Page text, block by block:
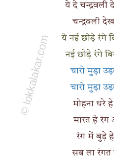
ये दे
चन्द्रवली
ये नई छोड़े रंगे
नई छोड़े रंगे
चारो मुड़ा
चारो मुड़ा
मोहना धरे
मारत हे रंग
रंग में बुड़े हे
सब ला रंगत